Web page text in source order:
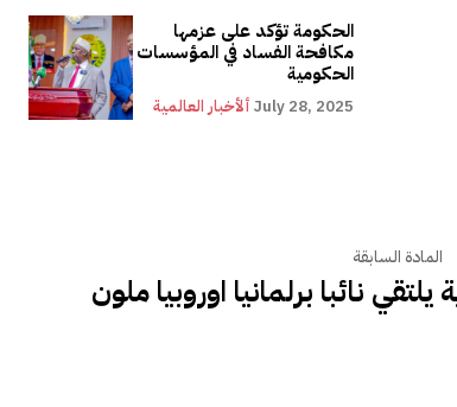
الحكومة تؤكد على عزمها
مكافحة الفساد في المؤسسات
الحكومية
ألأخبار العالمية July 28, 2025
المادة السابقة
نائبا برلمانيا اوروبيا ملون